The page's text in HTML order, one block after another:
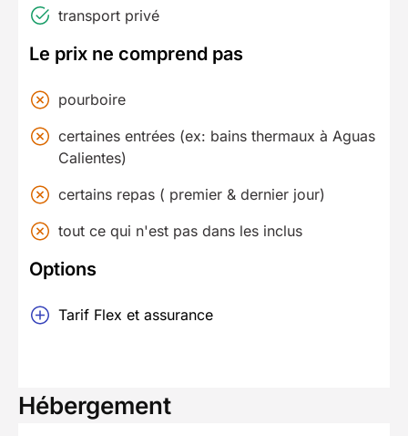
transport privé
Le prix ne comprend pas
pourboire
certaines entrées (ex: bains thermaux à Aguas
Calientes)
certains repas ( premier & dernier jour)
tout ce qui n'est pas dans les inclus
Options
Tarif Flex et assurance
Hébergement